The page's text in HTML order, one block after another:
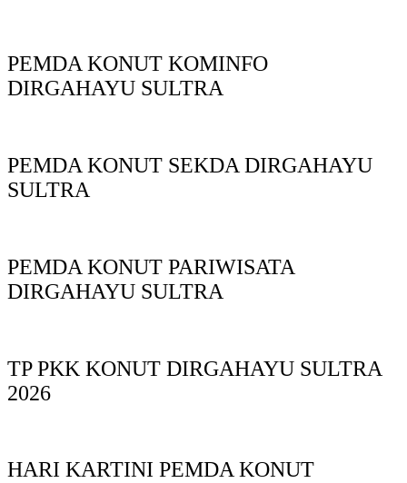
PEMDA KONUT KOMINFO
DIRGAHAYU SULTRA
PEMDA KONUT SEKDA DIRGAHAYU
SULTRA
PEMDA KONUT PARIWISATA
DIRGAHAYU SULTRA
TP PKK KONUT DIRGAHAYU SULTRA
2026
HARI KARTINI PEMDA KONUT